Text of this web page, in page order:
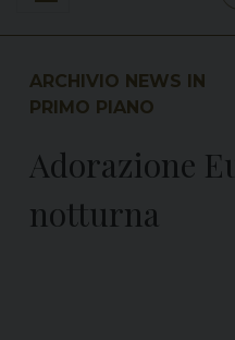
ARCHIVIO NEWS IN
PRIMO PIANO
Adorazione
notturna